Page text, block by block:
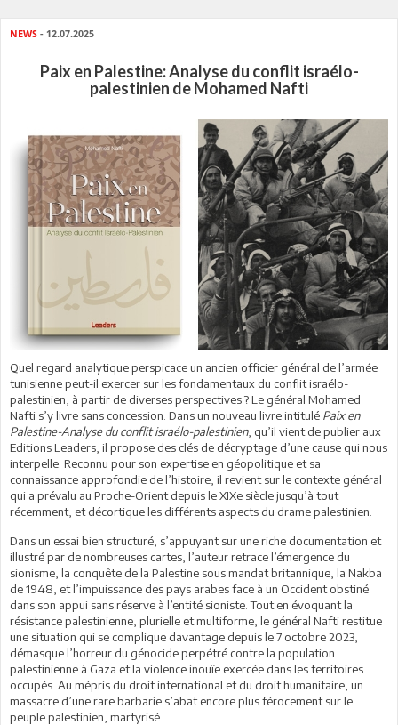
NEWS - 12.07.2025
Paix en Palestine: Analyse du conflit israélo-
palestinien de Mohamed Nafti
Quel regard analytique perspicace un ancien officier général de l’armée
tunisienne peut-il exercer sur les fondamentaux du conflit israélo-
palestinien, à partir de diverses perspectives ? Le général Mohamed
Nafti s’y livre sans concession. Dans un nouveau livre intitulé Paix en
Palestine-Analyse du conflit israélo-palestinien, qu’il vient de publier aux
Editions Leaders, il propose des clés de décryptage d’une cause qui nous
interpelle. Reconnu pour son expertise en géopolitique et sa
connaissance approfondie de l’histoire, il revient sur le contexte général
qui a prévalu au Proche-Orient depuis le XIXe siècle jusqu’à tout
récemment, et décortique les différents aspects du drame palestinien.
Dans un essai bien structuré, s’appuyant sur une riche documentation et
illustré par de nombreuses cartes, l’auteur retrace l’émergence du
sionisme, la conquête de la Palestine sous mandat britannique, la Nakba
de 1948, et l’impuissance des pays arabes face à un Occident obstiné
dans son appui sans réserve à l’entité sioniste. Tout en évoquant la
résistance palestinienne, plurielle et multiforme, le général Nafti restitue
une situation qui se complique davantage depuis le 7 octobre 2023,
démasque l’horreur du génocide perpétré contre la population
palestinienne à Gaza et la violence inouïe exercée dans les territoires
occupés. Au mépris du droit international et du droit humanitaire, un
massacre d’une rare barbarie s’abat encore plus férocement sur le
peuple palestinien, martyrisé.